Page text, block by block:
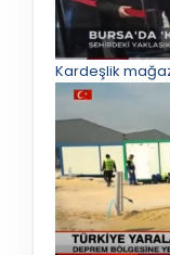
Kardeşlik